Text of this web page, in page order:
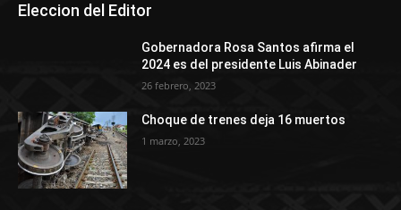
Eleccion del Editor
Gobernadora Rosa Santos afirma el
2024 es del presidente Luis Abinader
26 febrero, 2023
Choque de trenes deja 16 muertos
1 marzo, 2023